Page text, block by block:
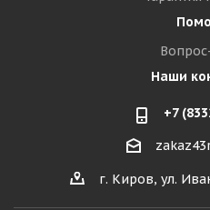
Наши
+7
г. Киров, ул.